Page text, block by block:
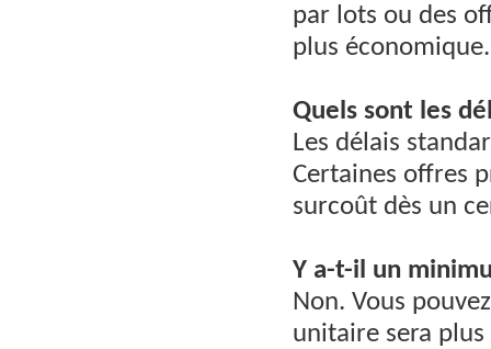
par lots ou des
plus économique.
Quels sont les
Les délais
Certaines offres
surcoût dès un
Y a-t-il un
Non. Vous
unitaire sera plus